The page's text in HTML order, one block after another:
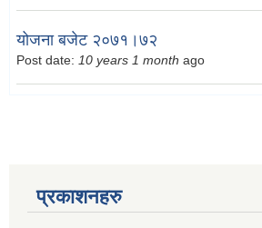
योजना बजेट २०७१।७२
Post date: 10 years 1 month ago
प्रकाशनहरु